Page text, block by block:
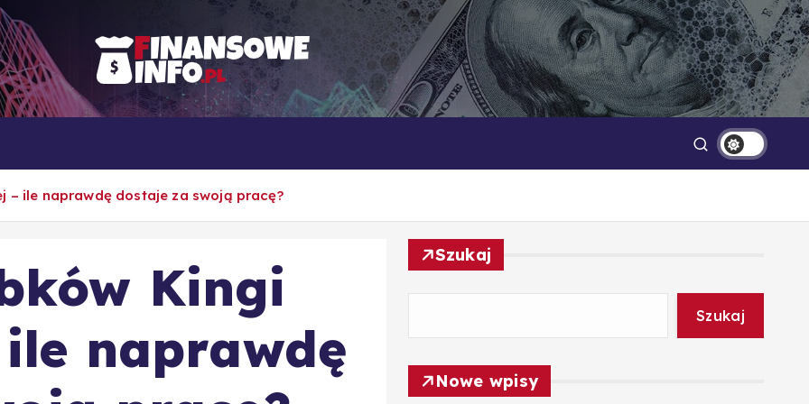
To i owo o rachunkowości, pracy, biznesie i ekonomii
– ile naprawdę dostaje za swoją pracę?
Kingi
naprawdę
Szukaj
Szukaj
Nowe wpisy